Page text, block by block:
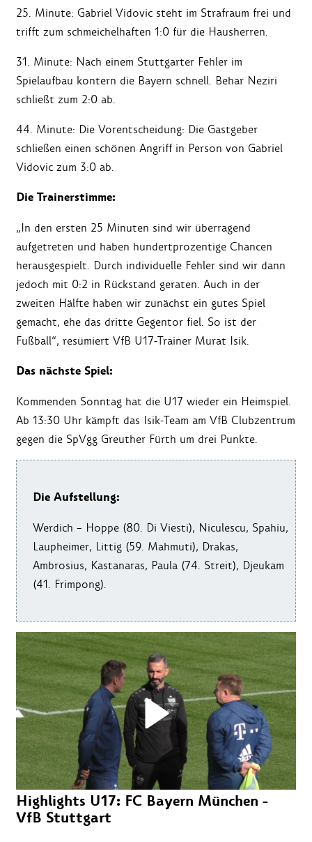
25. Minute: Gabriel Vidovic steht im Strafraum frei und
trifft zum schmeichelhaften 1:0 für die Hausherren.
31. Minute: Nach einem Stuttgarter Fehler im
Spielaufbau kontern die Bayern schnell. Behar Neziri
schließt zum 2:0 ab.
44. Minute: Die Vorentscheidung: Die Gastgeber
schließen einen schönen Angriff in Person von Gabriel
Vidovic zum 3:0 ab.
Die Trainerstimme:
„In den ersten 25 Minuten sind wir überragend
aufgetreten und haben hundertprozentige Chancen
herausgespielt. Durch individuelle Fehler sind wir dann
jedoch mit 0:2 in Rückstand geraten. Auch in der
zweiten Hälfte haben wir zunächst ein gutes Spiel
gemacht, ehe das dritte Gegentor fiel. So ist der
Fußball“, resümiert VfB U17-Trainer Murat Isik.
Das nächste Spiel:
Kommenden Sonntag hat die U17 wieder ein Heimspiel.
Ab 13:30 Uhr kämpft das Isik-Team am VfB Clubzentrum
gegen die SpVgg Greuther Fürth um drei Punkte.
Die Aufstellung:
Werdich – Hoppe (80. Di Viesti), Niculescu, Spahiu,
Laupheimer, Littig (59. Mahmuti), Drakas,
Ambrosius, Kastanaras, Paula (74. Streit), Djeukam
(41. Frimpong).
Highlights U17: FC Bayern München -
VfB Stuttgart